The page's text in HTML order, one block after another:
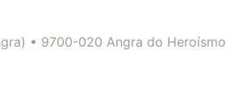
• 9700-020 Angra do Heroísmo